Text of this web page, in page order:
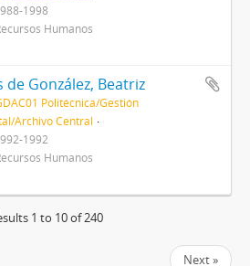
1998
Humanos
de González, Beatriz
Politécnica/Gestión
Archivo Central
1992
Humanos
1 to 10 of 240
Next »